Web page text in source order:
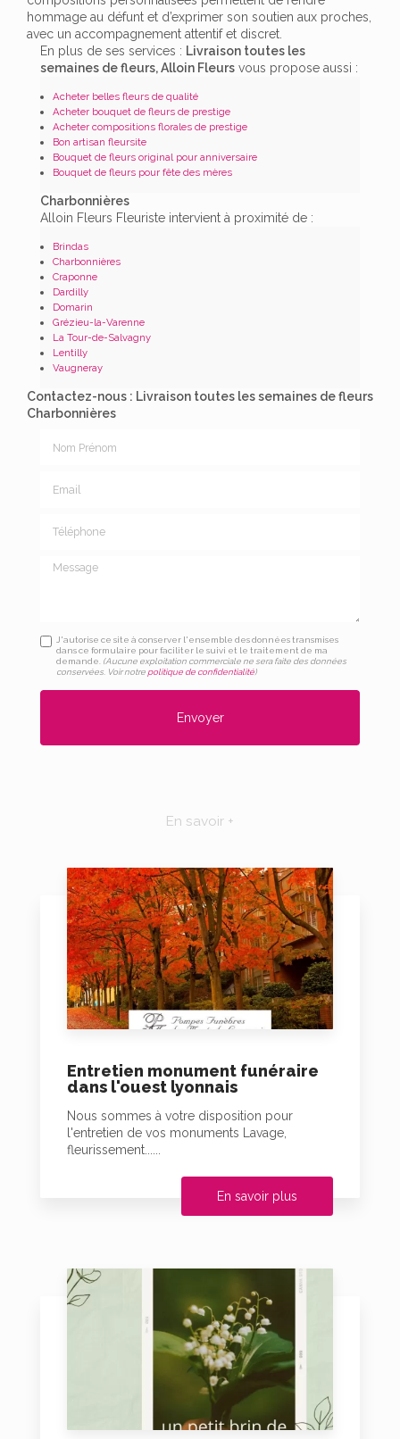
hommage au défunt et d’exprimer son soutien aux proches,
avec un accompagnement attentif et discret.
En plus de ses services : Livraison toutes les
semaines de fleurs, Alloin Fleurs vous propose aussi :
Acheter belles fleurs de qualité
Acheter bouquet de fleurs de prestige
Acheter compositions florales de prestige
Bon artisan fleursite
Bouquet de fleurs original pour anniversaire
Bouquet de fleurs pour fête des mères
Charbonnières
Alloin Fleurs Fleuriste intervient à proximité de :
Brindas
Charbonnières
Craponne
Dardilly
Domarin
Grézieu-la-Varenne
La Tour-de-Salvagny
Lentilly
Vaugneray
Contactez-nous : Livraison toutes les semaines de fleurs
Charbonnières
Message
J'autorise ce site à conserver l'ensemble des données transmises
dans ce formulaire pour faciliter le suivi et le traitement de ma
demande. (Aucune exploitation commerciale ne sera faite des données
conservées. Voir notre politique de confidentialité)
En savoir +
Entretien monument funéraire
dans l'ouest lyonnais
Nous sommes à votre disposition pour
l'entretien de vos monuments Lavage,
fleurissement......
En savoir plus